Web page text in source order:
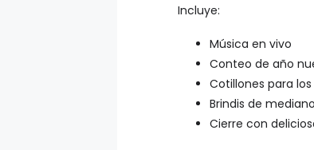
Incluye:
Música en vivo
Conteo de año
Cotillones para
Brindis de
Cierre con